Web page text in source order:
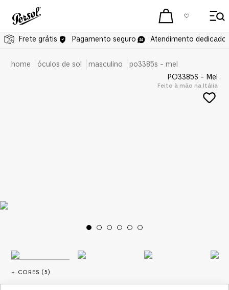
Frete grátis Pagamento seguro Atendimento dedicado
óculos de sol masculino
po3385s - mel
PO3385S - Mel
Feito à mão na Itália
+ CORES (5)